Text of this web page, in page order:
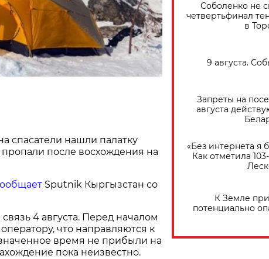
спасатели нашли палатку
после восхождения на
Sputnik Кыргызстан со
4 августа. Перед началом
что направляются к
время не прибыли на
пока неизвестно.
Соболенко не
четвертьфинал
в
9 августа.
Запреты на
августа
«Без интернета я
Как отметила
К Земле
потенциально